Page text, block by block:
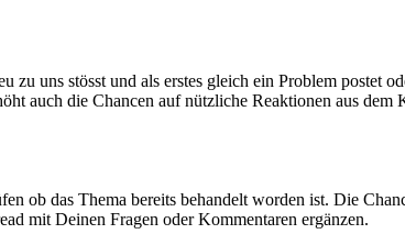
uns stösst und als erstes gleich ein Problem postet
auch die Chancen auf nützliche Reaktionen aus dem
ob das Thema bereits behandelt worden ist. Die
mit Deinen Fragen oder Kommentaren ergänzen.